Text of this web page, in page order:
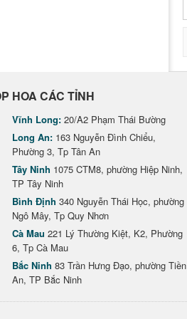
HOA CÁC TỈNH
Vĩnh Long: 20/A2 Phạm Thái Bường
Long An: 163 Nguyễn Đình Chiểu,
Phường 3, Tp Tân An
Tây Ninh 1075 CTM8, phường Hiệp Ninh,
TP Tây Ninh
Bình Định 340 Nguyễn Thái Học, phường
Ngô Mây, Tp Quy Nhơn
Cà Mau 221 Lý Thường Kiệt, K2, Phường
6, Tp Cà Mau
Bắc Ninh 83 Trần Hưng Đạo, phường Tiền
An, TP Bắc Ninh